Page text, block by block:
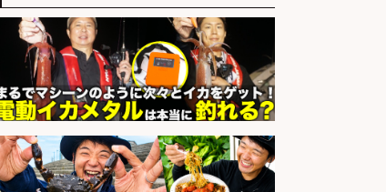
会社名 株式会社コムライン
sponsored by 求人ボックス
WEBデザイナー・WEBディレクタ
ー/未経験OK 釣具店でSNS運用&動
画編集のお仕事
会社名
株式会社スタッフサービス エン
ジニアガイド